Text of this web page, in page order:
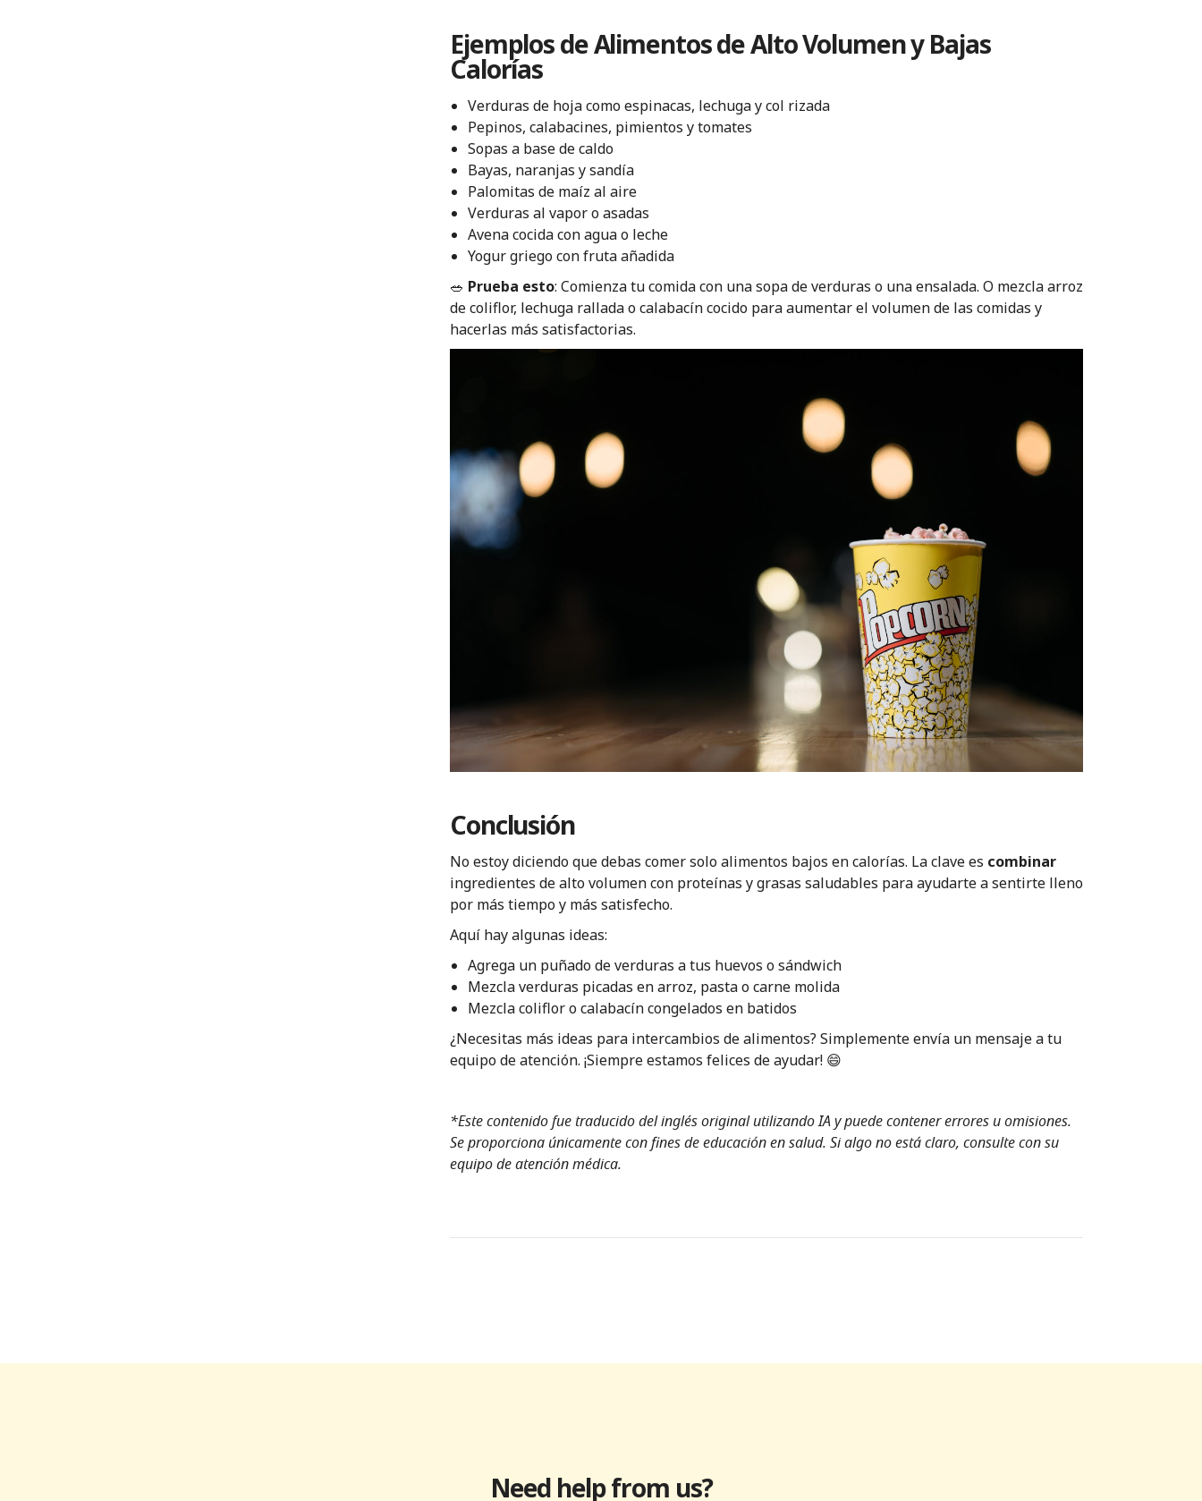
Ejemplos de Alimentos de Alto Volumen y Bajas
Calorías
Verduras de hoja como espinacas, lechuga y col rizada
Pepinos, calabacines, pimientos y tomates
Sopas a base de caldo
Bayas, naranjas y sandía
Palomitas de maíz al aire
Verduras al vapor o asadas
Avena cocida con agua o leche
Yogur griego con fruta añadida
🥗 Prueba esto: Comienza tu comida con una sopa de verduras o una ensalada. O mezcla arroz
de coliflor, lechuga rallada o calabacín cocido para aumentar el volumen de las comidas y
hacerlas más satisfactorias.
Conclusión
No estoy diciendo que debas comer solo alimentos bajos en calorías. La clave es combinar
ingredientes de alto volumen con proteínas y grasas saludables para ayudarte a sentirte lleno
por más tiempo y más satisfecho.
Aquí hay algunas ideas:
Agrega un puñado de verduras a tus huevos o sándwich
Mezcla verduras picadas en arroz, pasta o carne molida
Mezcla coliflor o calabacín congelados en batidos
¿Necesitas más ideas para intercambios de alimentos? Simplemente envía un mensaje a tu
equipo de atención. ¡Siempre estamos felices de ayudar! 😄
*Este contenido fue traducido del inglés original utilizando IA y puede contener errores u omisiones.
Se proporciona únicamente con fines de educación en salud. Si algo no está claro, consulte con su
equipo de atención médica.
Need help from us?